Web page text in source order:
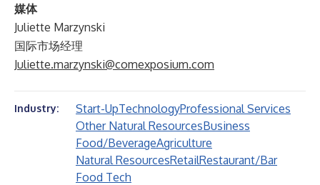
媒体
Juliette Marzynski
国际市场经理
Juliette.marzynski@comexposium.com
Industry: Start-UpTechnologyProfessional Services
Other Natural ResourcesBusiness
Food/BeverageAgriculture
Natural ResourcesRetailRestaurant/Bar
Food Tech